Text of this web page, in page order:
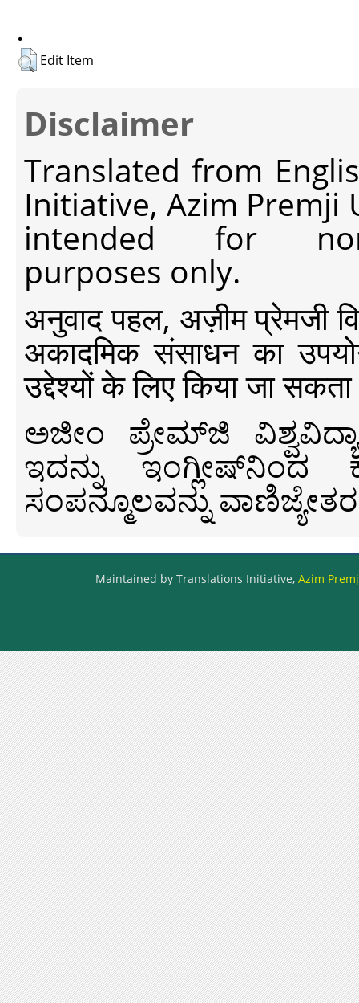
.
Edit Item
Disclaimer
Translated from
Initiative, Azim Premji
intended for non-
purposes only.
अनुवाद पहल, अज़ीम प्रेमजी
अकादमिक संसाधन का
उद्देश्यों के लिए किया जा
ಅಜೀಂ ಪ್ರೇಮ್‍ಜಿ
ಇದನ್ನು ಇಂಗ್ಲೀಷ್‍ನಿಂದ
ಸಂಪನ್ಮೂಲವನ್ನು
Maintained by Translations Initiative, Azim